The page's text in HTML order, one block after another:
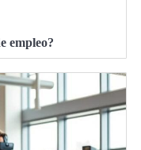
empleo?